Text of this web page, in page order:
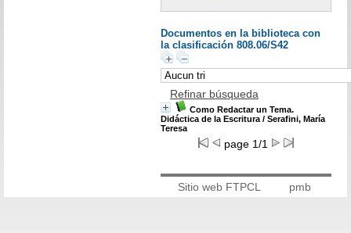
Documentos en la biblioteca con
la clasificación 808.06/S42
Refinar búsqueda
Como Redactar un Tema.
Didáctica de la Escritura / Serafini, María
Teresa
page 1/1
Sitio web FTPCL pmb